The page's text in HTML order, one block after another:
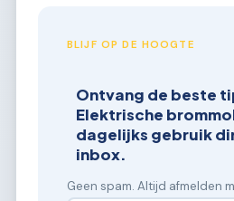
BLIJF OP DE HOOGTE
Ontvang de beste
Elektrische
dagelijks gebruik
inbox.
Geen spam. Altijd afmelden